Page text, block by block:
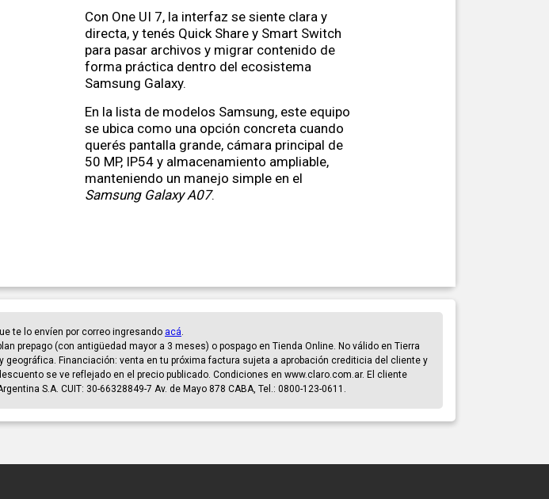
Con One UI 7, la interfaz se siente clara y
directa, y tenés Quick Share y Smart Switch
para pasar archivos y migrar contenido de
forma práctica dentro del ecosistema
Samsung Galaxy.
En la lista de modelos Samsung, este equipo
se ubica como una opción concreta cuando
querés pantalla grande, cámara principal de
50 MP, IP54 y almacenamiento ampliable,
manteniendo un manejo simple en el
Samsung Galaxy A07.
te lo envíen por correo ingresando acá.
prepago (con antigüedad mayor a 3 meses) o pospago en Tienda Online. No válido en Tierra
Financiación: venta en tu próxima factura sujeta a aprobación crediticia del cliente y
se ve reflejado en el precio publicado. Condiciones en www.claro.com.ar. El cliente
S.A. CUIT: 30-66328849-7 Av. de Mayo 878 CABA, Tel.: 0800-123-0611.